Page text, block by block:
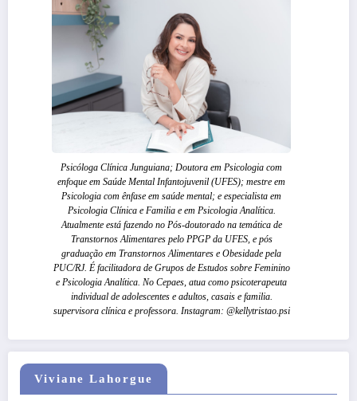
Psicóloga Clínica Junguiana; Doutora em Psicologia com
enfoque em Saúde Mental Infantojuvenil (UFES); mestre em
Psicologia com ênfase em saúde mental; e especialista em
Psicologia Clínica e Familia e em Psicologia Analítica.
Atualmente está fazendo no Pós-doutorado na temática de
Transtornos Alimentares pelo PPGP da UFES, e pós
graduação em Transtornos Alimentares e Obesidade pela
PUC/RJ. É facilitadora de Grupos de Estudos sobre Feminino
e Psicologia Analítica. No Cepaes, atua como psicoterapeuta
individual de adolescentes e adultos, casais e familia.
supervisora clínica e professora. Instagram: @kellytristao.psi
Viviane Lahorgue